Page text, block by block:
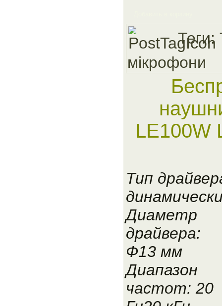
Теги:
мiкрофони
LE100W
Тип
Диаметр
драйвера:
Ф13 мм
Диапазон
частот: 20